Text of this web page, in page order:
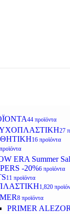
44 προϊόντα
27
16 προϊόντα
ERA Summer
-20%6 προϊόντα
11 προϊόντα
1,820
8 προϊόντα
PRIMER